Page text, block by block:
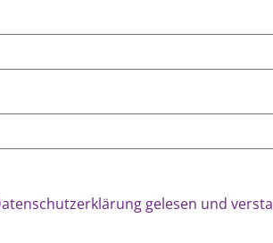
gelesen und